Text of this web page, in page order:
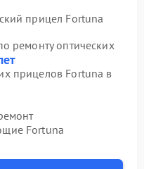
прицел Fortuna
ремонту оптических
прицелов Fortuna в
Fortuna